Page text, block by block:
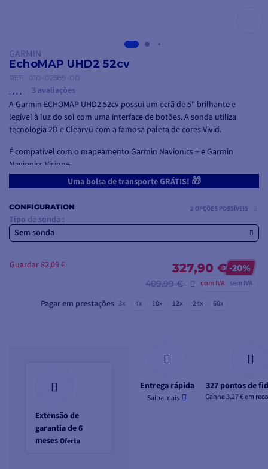
GARMIN
EchoMAP UHD2 52cv
REF. 010-02589-00
3 avaliações
A Garmin ECHOMAP UHD2 52cv possui um ecrã de 5" brilhante e
legível à luz do sol com uma interface de botões. A sonda utiliza
tecnologia 2D e Clearvü com a famosa paleta de cores Vivid.
É compatível com o mapeamento Garmin Navionics + e Garmin
Navionics Vision+.
Fornecido isoladamente, o EchoMap UHD2 52cv também está
Uma bolsa de transporte GRÁTIS! 🎁
CONFIGURATION
Tipo de sonda :
Sem sonda
2 OPÇÕES POSSÍVEIS
327,90 € -20%
409,99 €
com IVA sem IVA
Guardar 82,09 €
Pagar em prestações 3x 4x 10x 12x 24x 60x
Extensão de
garantia de 6
mesesOferta
Entrega rápida
Saiba mais
327 pontos de
Ganhe 3,27 € em